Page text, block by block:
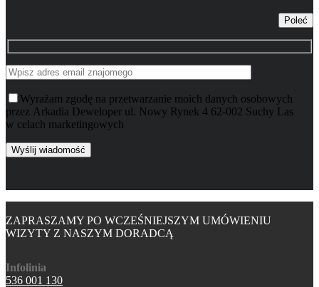
Poleć
Wyrażam zgodę na przetwarzanie moich danych osobowych
przez Arkadia Deweloper ul. Nowy Rynek 4 62-002 Suchy Las
w celach marketingowych
ZAPRASZAMY PO WCZEŚNIEJSZYM UMÓWIENIU
WIZYTY Z NASZYM DORADCĄ
Infolinia
536 001 130